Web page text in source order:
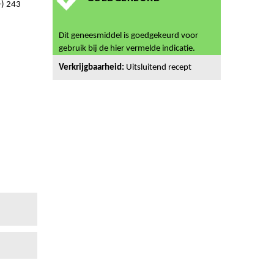
243
Dit geneesmiddel is goedgekeurd voor
gebruik bij de hier vermelde indicatie.
Verkrijgbaarheid: Uitsluitend recept